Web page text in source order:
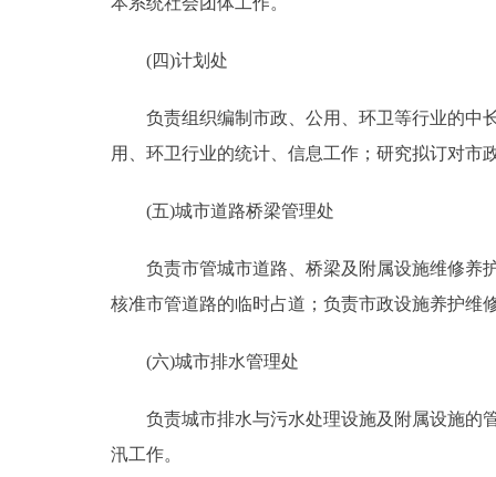
(四)计划处
负责组织编制市政、公用、环卫等行业的中长
用、环卫行业的统计、信息工作；研究拟订对市
(五)城市道路桥梁管理处
负责市管城市道路、桥梁及附属设施维修养护
核准市管道路的临时占道；负责市政设施养护维
(六)城市排水管理处
负责城市排水与污水处理设施及附属设施的管
汛工作。